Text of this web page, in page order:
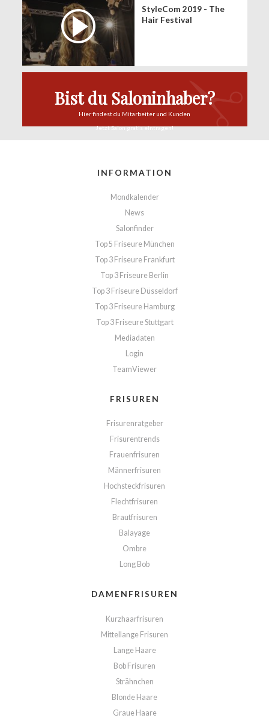
StyleCom 2019 - The
Hair Festival
Bist du Saloninhaber?
Hier findest du Mitarbeiter und Kunden
Jetzt Salongratis eintragen!
INFORMATION
Mondkalender
News
Salonfinder
Top 5 Friseure München
Top 3 Friseure Frankfurt
Top 3 Friseure Berlin
Top 3 Friseure Düsseldorf
Top 3 Friseure Hamburg
Top 3 Friseure Stuttgart
Mediadaten
Login
TeamViewer
FRISUREN
Frisurenratgeber
Frisurentrends
Frauenfrisuren
Männerfrisuren
Hochsteckfrisuren
Flechtfrisuren
Brautfrisuren
Balayage
Ombre
Long Bob
DAMENFRISUREN
Kurzhaarfrisuren
Mittellange Frisuren
Lange Haare
Bob Frisuren
Strähnchen
Blonde Haare
Graue Haare